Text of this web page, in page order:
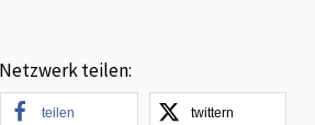
teilen:
teilen twittern